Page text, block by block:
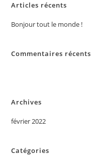
Articles récents
Bonjour tout le monde !
Commentaires récents
Archives
février 2022
Catégories